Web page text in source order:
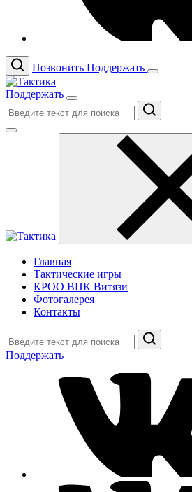
Позвонить Поддержать
Поддержать
Поиск
Главная
Тактические игры
КРОО ВПК Витязи
Фотогалерея
Контакты
Поиск
Поддержать